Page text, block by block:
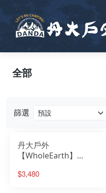
篩選
丹大戶外
【WholeEarth】
組合 軍綠色
$3,480
全部